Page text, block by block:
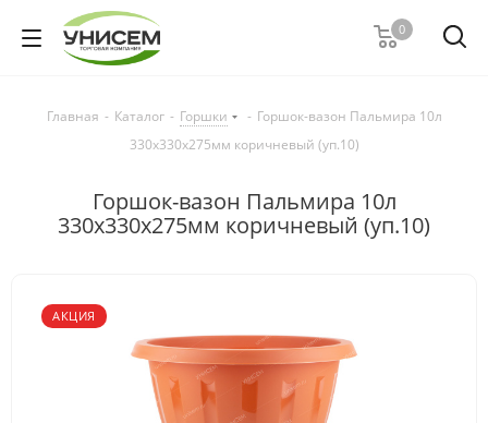
0
Главная - Каталог - Горшки - Горшок-вазон Пальмира 10л
330х330х275мм коричневый (уп.10)
Горшок-вазон Пальмира 10л
330х330х275мм коричневый (уп.10)
АКЦИЯ